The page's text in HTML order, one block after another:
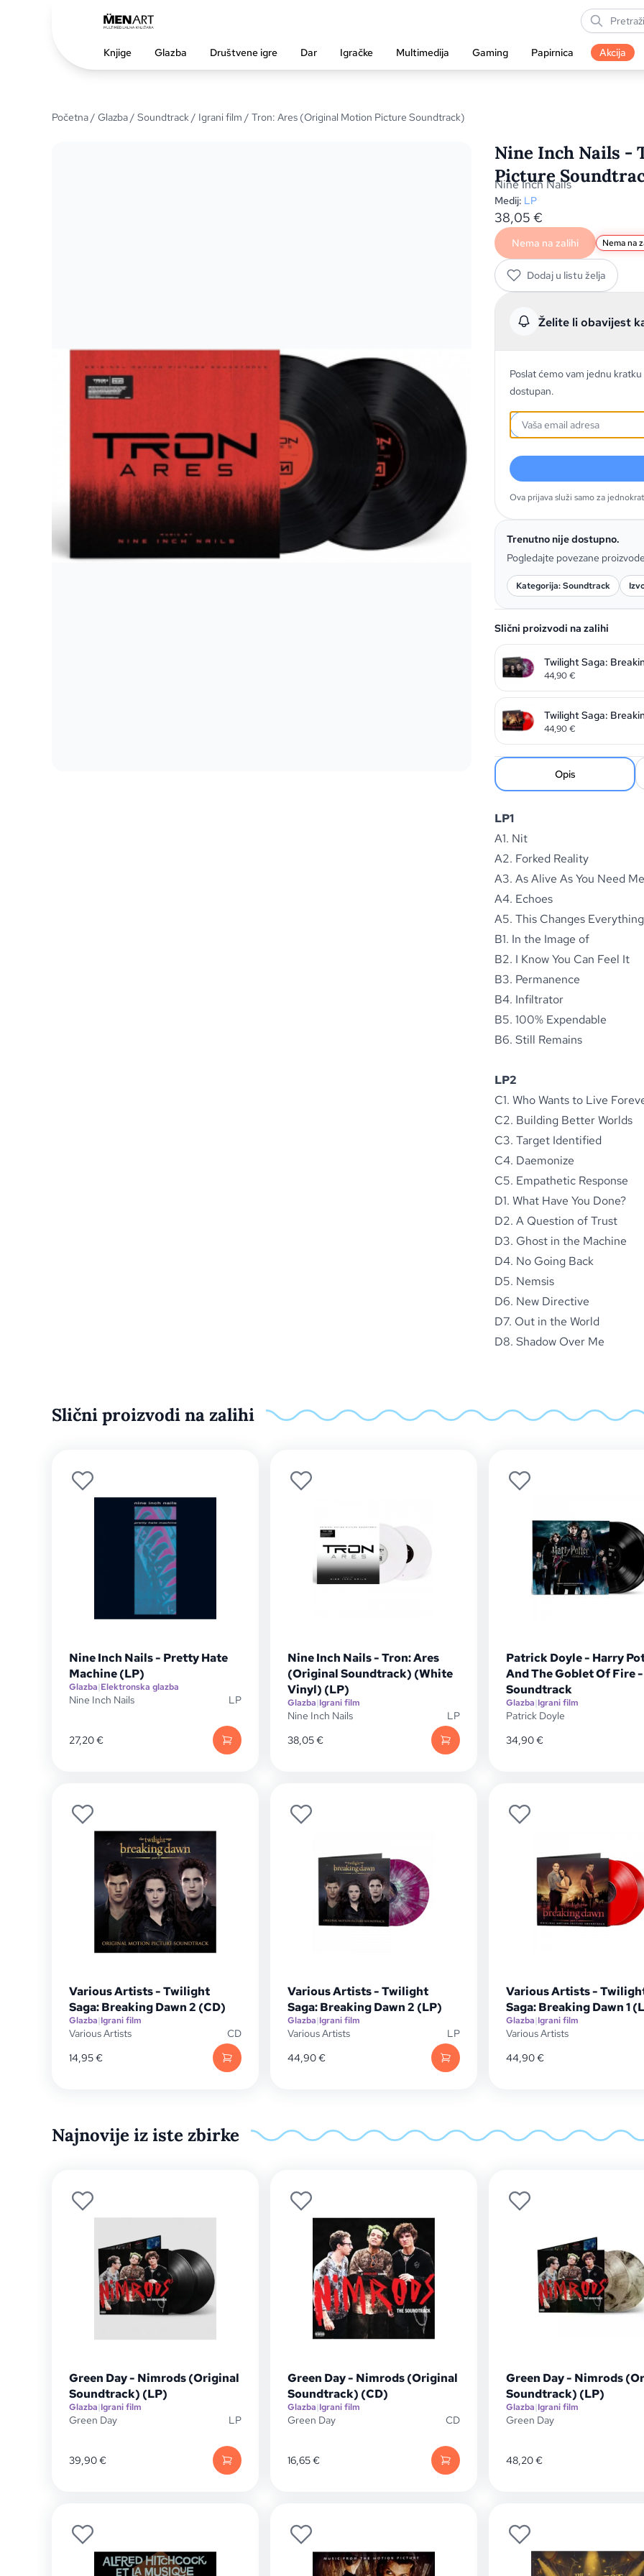
Knjige Glazba Društvene igre Dar Igračke Multimedija Gaming Papirnica Akcija
Početna/ Glazba/ Soundtrack/ Igrani film / Tron: Ares (Original Motion Picture Soundtrack)
Nine Inch Nails -
Picture
Nine Inch Nails
Medij: LP
38,05 €
Nema na zalihi Nema na
Dodaj u listu želja
Želite li obavijest
Poslat ćemo vam jednu
dostupan.
Ova prijava služi samo za
Trenutno nije dostupno.
Pogledajte povezane
Kategorija: Soundtrack
Slični proizvodi na zalihi
Twilight Saga:
44,90€
Twilight Saga:
44,90€
Opis
LP1
A1. Nit
A2. Forked Reality
A3. As Alive As You Need
A4. Echoes
A5. This Changes Everything
B1. In the Image of
B2. I Know You Can Feel It
B3. Permanence
B4. Infiltrator
B5. 100% Expendable
B6. Still Remains
LP2
C1. Who Wants to Live
C2. Building Better Worlds
C3. Target Identified
C4. Daemonize
C5. Empathetic Response
D1. What Have You Done?
D2. A Question of Trust
D3. Ghost in the Machine
D4. No Going Back
D5. Nemsis
D6. New Directive
D7. Out in the World
D8. Shadow Over Me
Slični proizvodi na zalihi
Nine Inch Nails - Pretty Hate
Machine (LP)
Glazba|Elektronska glazba
Nine Inch Nails LP
27,20€
Nine Inch Nails - Tron: Ares
(Original Soundtrack) (White
Vinyl) (LP)
Glazba|Igrani film
Nine Inch Nails
LP
38,05€
Patrick Doyle - Harry
And The Goblet Of Fire -
Soundtrack
Glazba|Igrani film
Patrick Doyle
34,90€
Various Artists - Twilight
Saga: Breaking Dawn 2 (CD)
Glazba|Igrani film
Various Artists
CD
14,95€
Various Artists - Twilight
Saga: Breaking Dawn 2 (LP)
Glazba|Igrani film
Various Artists
LP
44,90€
Various Artists -
Saga: Breaking Dawn 1
Glazba|Igrani film
Various Artists
44,90€
Najnovije iz iste zbirke
Green Day - Nimrods (Original
Soundtrack) (LP)
Glazba|Igrani film
Green Day LP
39,90€
Green Day - Nimrods (Original
Soundtrack) (CD)
Glazba|Igrani film
Green Day CD
16,65€
Green Day - Nimrods
Soundtrack) (LP)
Glazba|Igrani film
Green Day
48,20€